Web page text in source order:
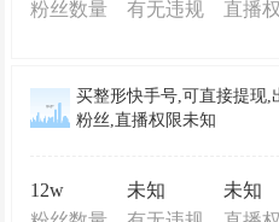
粉丝数量
有无违规 直播
买整形快手号,可直接提现,
粉丝,直播权限未知
12w 未知 未知